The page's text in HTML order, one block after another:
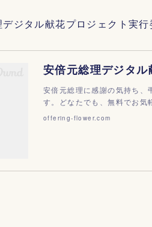
ジタル献花プロジェクト実行
安倍元総理デジタル
安倍元総理に感謝の気持ち、
す。どなたでも、無料でお
offering-flower.com